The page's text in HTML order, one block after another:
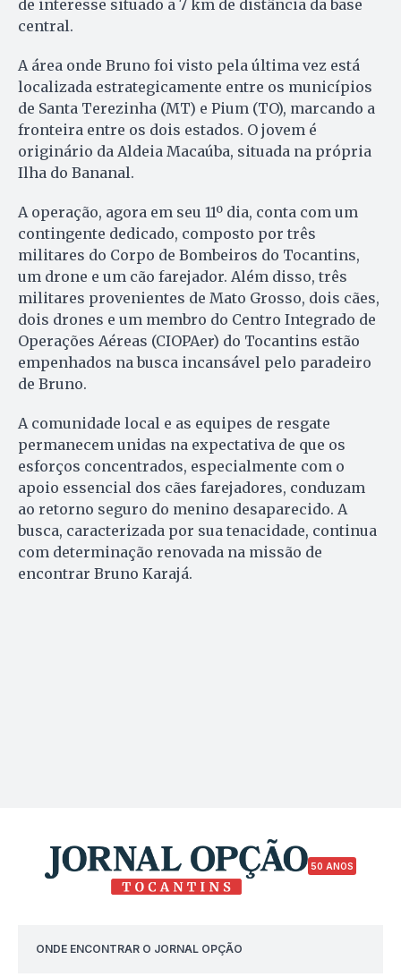
de interesse situado a 7 km de distância da base
central.
A área onde Bruno foi visto pela última vez está
localizada estrategicamente entre os municípios
de Santa Terezinha (MT) e Pium (TO), marcando a
fronteira entre os dois estados. O jovem é
originário da Aldeia Macaúba, situada na própria
Ilha do Bananal.
A operação, agora em seu 11º dia, conta com um
contingente dedicado, composto por três
militares do Corpo de Bombeiros do Tocantins,
um drone e um cão farejador. Além disso, três
militares provenientes de Mato Grosso, dois cães,
dois drones e um membro do Centro Integrado de
Operações Aéreas (CIOPAer) do Tocantins estão
empenhados na busca incansável pelo paradeiro
de Bruno.
A comunidade local e as equipes de resgate
permanecem unidas na expectativa de que os
esforços concentrados, especialmente com o
apoio essencial dos cães farejadores, conduzam
ao retorno seguro do menino desaparecido. A
busca, caracterizada por sua tenacidade, continua
com determinação renovada na missão de
encontrar Bruno Karajá.
50 ANOS
ONDE ENCONTRAR O JORNAL OPÇÃO